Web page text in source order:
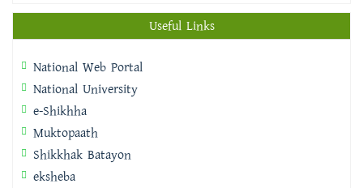
Useful Links
National Web Portal
National University
e-Shikhha
Muktopaath
Shikkhak Batayon
eksheba